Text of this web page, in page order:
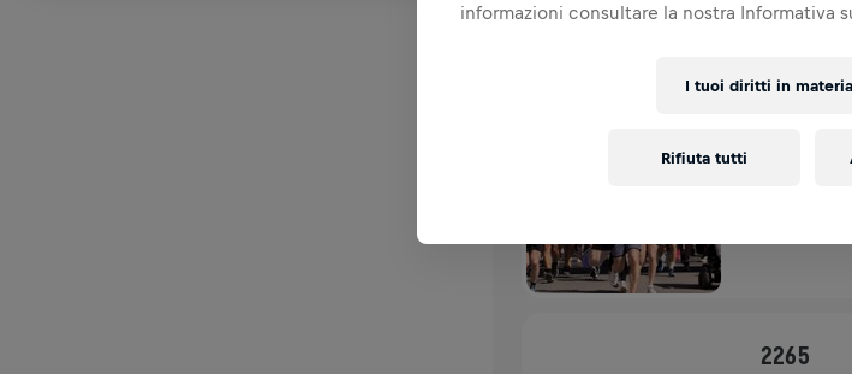
FORNEBU
2265
informazioni consultare la nostra Informativa
I tuoi diritti in
Rifiuta tutti